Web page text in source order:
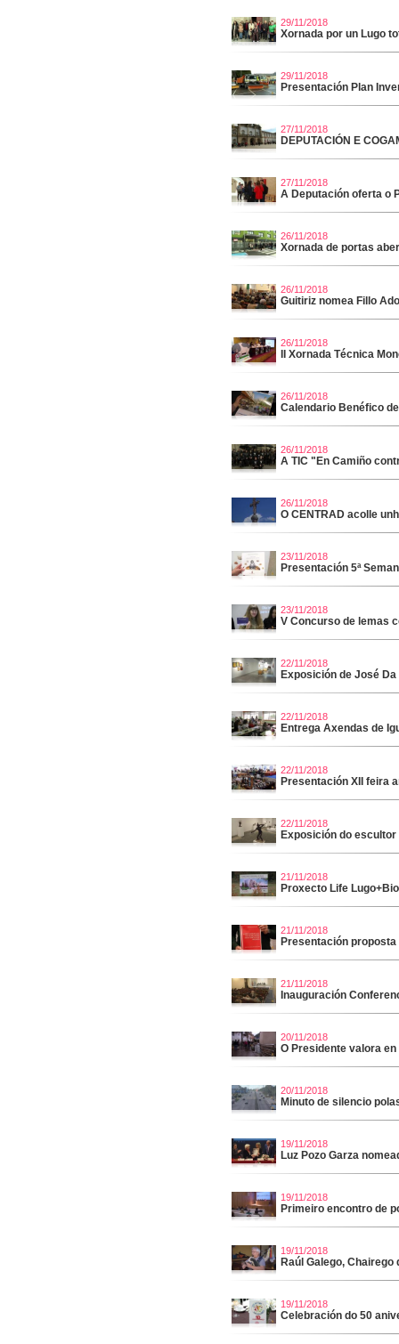
29/11/2018
Xornada por un Lugo
29/11/2018
Presentación Plan
27/11/2018
DEPUTACIÓN E
27/11/2018
A Deputación oferta o
26/11/2018
Xornada de portas
26/11/2018
Guitiriz nomea Fillo
26/11/2018
II Xornada Técnica
26/11/2018
Calendario Benéfico
26/11/2018
A TIC "En Camiño
26/11/2018
O CENTRAD acolle
23/11/2018
Presentación 5ª
23/11/2018
V Concurso de lemas
22/11/2018
Exposición de José Da
22/11/2018
Entrega Axendas de
22/11/2018
Presentación XII feira
22/11/2018
Exposición do
21/11/2018
Proxecto Life
21/11/2018
Presentación
21/11/2018
Inauguración
20/11/2018
O Presidente valora
20/11/2018
Minuto de silencio
19/11/2018
Luz Pozo Garza
19/11/2018
Primeiro encontro de
19/11/2018
Raúl Galego, Chairego
19/11/2018
Celebración do 50